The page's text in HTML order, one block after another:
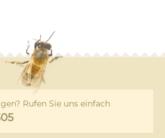
Rufen Sie uns einfach